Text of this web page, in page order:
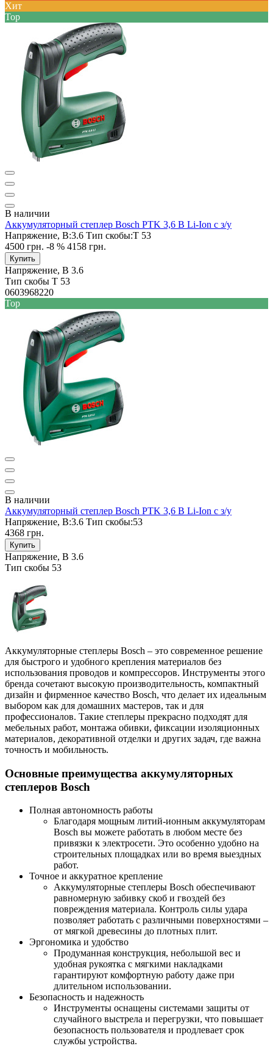
Хит
Top
В наличии
Аккумуляторный степлер Bosch PTK 3,6 В Li-Ion с з/у
Напряжение, В:3.6 Тип скобы:Т 53
4500 грн. -8 % 4158 грн.
Купить
Напряжение, В 3.6
Тип скобы Т 53
0603968220
Top
В наличии
Аккумуляторный степлер Bosch PTK 3,6 В Li-Ion с з/у
Напряжение, В:3.6 Тип скобы:53
4368 грн.
Купить
Напряжение, В 3.6
Тип скобы 53
Аккумуляторные степлеры Bosch – это современное решение
для быстрого и удобного крепления материалов без
использования проводов и компрессоров. Инструменты этого
бренда сочетают высокую производительность, компактный
дизайн и фирменное качество Bosch, что делает их идеальным
выбором как для домашних мастеров, так и для
профессионалов. Такие степлеры прекрасно подходят для
мебельных работ, монтажа обивки, фиксации изоляционных
материалов, декоративной отделки и других задач, где важна
точность и мобильность.
Основные преимущества аккумуляторных
степлеров Bosch
Полная автономность работы
Благодаря мощным литий-ионным аккумуляторам
Bosch вы можете работать в любом месте без
привязки к электросети. Это особенно удобно на
строительных площадках или во время выездных
работ.
Точное и аккуратное крепление
Аккумуляторные степлеры Bosch обеспечивают
равномерную забивку скоб и гвоздей без
повреждения материала. Контроль силы удара
позволяет работать с различными поверхностями –
от мягкой древесины до плотных плит.
Эргономика и удобство
Продуманная конструкция, небольшой вес и
удобная рукоятка с мягкими накладками
гарантируют комфортную работу даже при
длительном использовании.
Безопасность и надежность
Инструменты оснащены системами защиты от
случайного выстрела и перегрузки, что повышает
безопасность пользователя и продлевает срок
службы устройства.